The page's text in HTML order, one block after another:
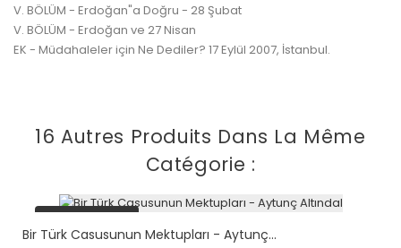
V. BÖLÜM - Erdoğan"a Doğru - 28 Şubat
V. BÖLÜM - Erdoğan ve 27 Nisan
EK - Müdahaleler için Ne Dediler? 17 Eylül 2007, İstanbul.
16 Autres Produits Dans La Même
Catégorie :
plus en stock
Bir Türk Casusunun Mektupları - Aytunç...